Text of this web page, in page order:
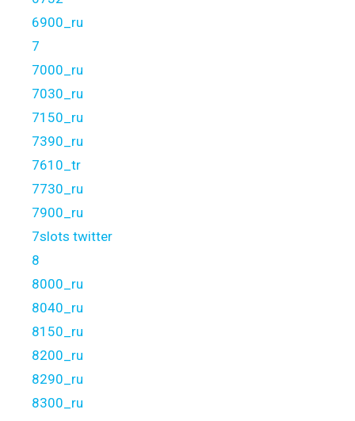
6900_ru
7
7000_ru
7030_ru
7150_ru
7390_ru
7610_tr
7730_ru
7900_ru
7slots twitter
8
8000_ru
8040_ru
8150_ru
8200_ru
8290_ru
8300_ru